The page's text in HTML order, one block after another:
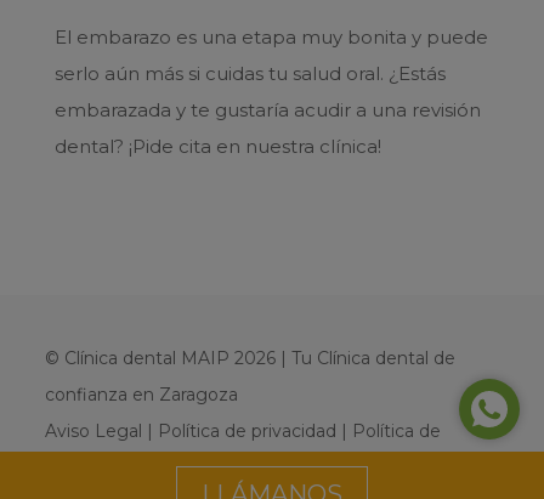
El embarazo es una etapa muy bonita y puede
serlo aún más si cuidas tu salud oral. ¿Estás
embarazada y te gustaría acudir a una revisión
dental? ¡Pide cita en nuestra clínica!
© Clínica dental MAIP 2026 | Tu Clínica dental de
confianza en Zaragoza
Aviso Legal
Política de privacidad
Política de